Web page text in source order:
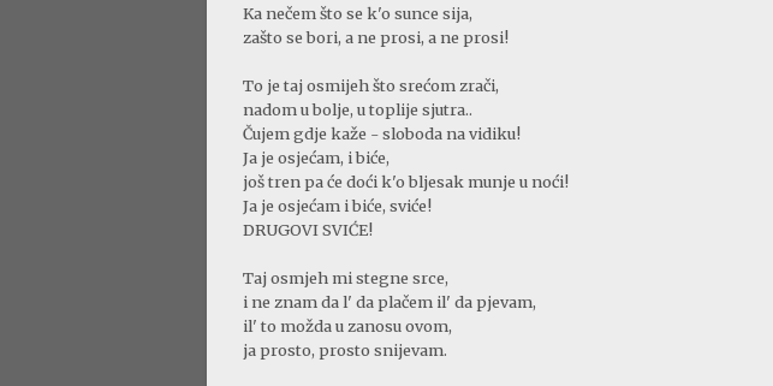
Ka nečem što se k'o sunce sija,
zašto se bori, a ne prosi, a ne prosi!
To je taj osmijeh što srećom zrači,
nadom u bolje, u toplije sjutra..
Čujem gdje kaže - sloboda na vidiku!
Ja je osjećam, i biće,
još tren pa će doći k'o bljesak munje u noći!
Ja je osjećam i biće, sviće!
DRUGOVI SVIĆE!
Taj osmjeh mi stegne srce,
i ne znam da l' da plačem il' da pjevam,
il' to možda u zanosu ovom,
ja prosto, prosto snijevam.